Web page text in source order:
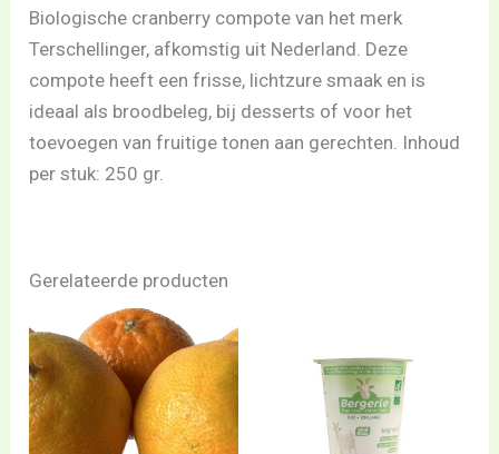
Biologische cranberry compote van het merk
Terschellinger, afkomstig uit Nederland. Deze
compote heeft een frisse, lichtzure smaak en is
ideaal als broodbeleg, bij desserts of voor het
toevoegen van fruitige tonen aan gerechten. Inhoud
per stuk: 250 gr.
Gerelateerde producten